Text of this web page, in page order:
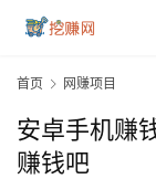
首页 网赚项目
安卓手机赚
赚钱吧